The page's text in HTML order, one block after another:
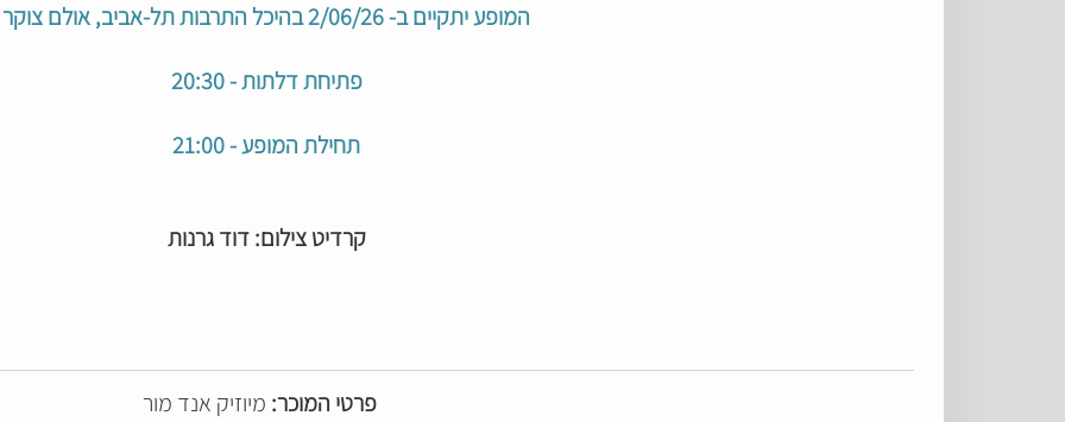
המופע יתקיים ב- 2/06/26 בהיכל התרבות תל-אביב, אולם צוקר
פתיחת דלתות - 20:30
תחילת המופע - 21:00
קרדיט צילום: דוד גרנות
פרטי המוכר: מיוזיק אנד מור